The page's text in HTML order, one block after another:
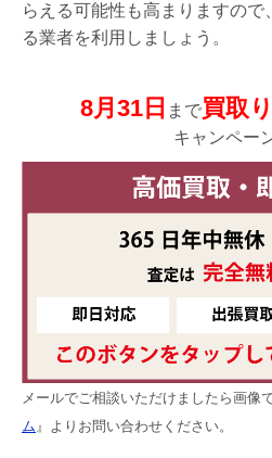
らえる可能性も高まりますの
る業者を利用しましょう。
8月31日 まで買取
キャンペー
メールでご相談いただけましたら画像
ム 』よりお問い合わせください。